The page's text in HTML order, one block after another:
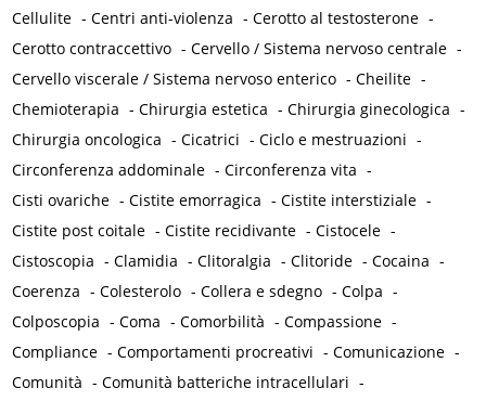
Cellulite -Centri anti-violenza -Cerotto al testosterone -
Cerotto contraccettivo -Cervello / Sistema nervoso centrale -
Cervello viscerale / Sistema nervoso enterico -Cheilite -
Chemioterapia -Chirurgia estetica -Chirurgia ginecologica -
Chirurgia oncologica -Cicatrici -Ciclo e mestruazioni -
Circonferenza addominale -Circonferenza vita -
Cisti ovariche -Cistite emorragica -Cistite interstiziale -
Cistite post coitale -Cistite recidivante -Cistocele -
Cistoscopia -Clamidia -Clitoralgia -Clitoride -Cocaina -
Coerenza -Colesterolo -Collera e sdegno -Colpa -
Colposcopia -Coma -Comorbilità -Compassione -
Compliance -Comportamenti procreativi -Comunicazione -
Comunità -Comunità batteriche intracellulari -